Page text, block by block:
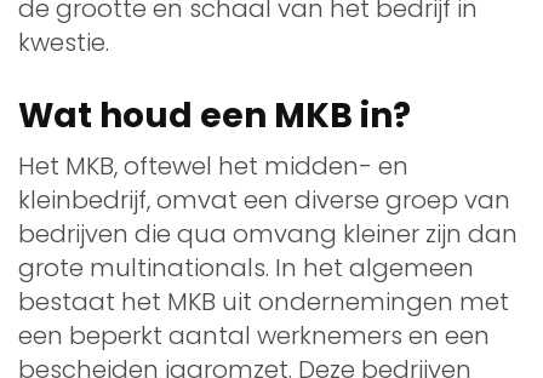
de grootte en schaal van het bedrijf in
kwestie.
Wat houd een MKB in?
Het MKB, oftewel het midden- en
kleinbedrijf, omvat een diverse groep van
bedrijven die qua omvang kleiner zijn dan
grote multinationals. In het algemeen
bestaat het MKB uit ondernemingen met
een beperkt aantal werknemers en een
bescheiden jaaromzet. Deze bedrijven